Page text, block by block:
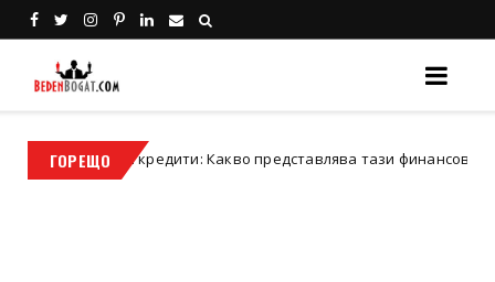
ГОРЕЩО
на кредити: Какво представлява тази финансова стъпка?